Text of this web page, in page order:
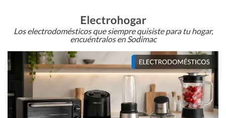
Electrohogar
Los electrodomésticos que siempre quisiste para tu hogar,
encuéntralos en Sodimac